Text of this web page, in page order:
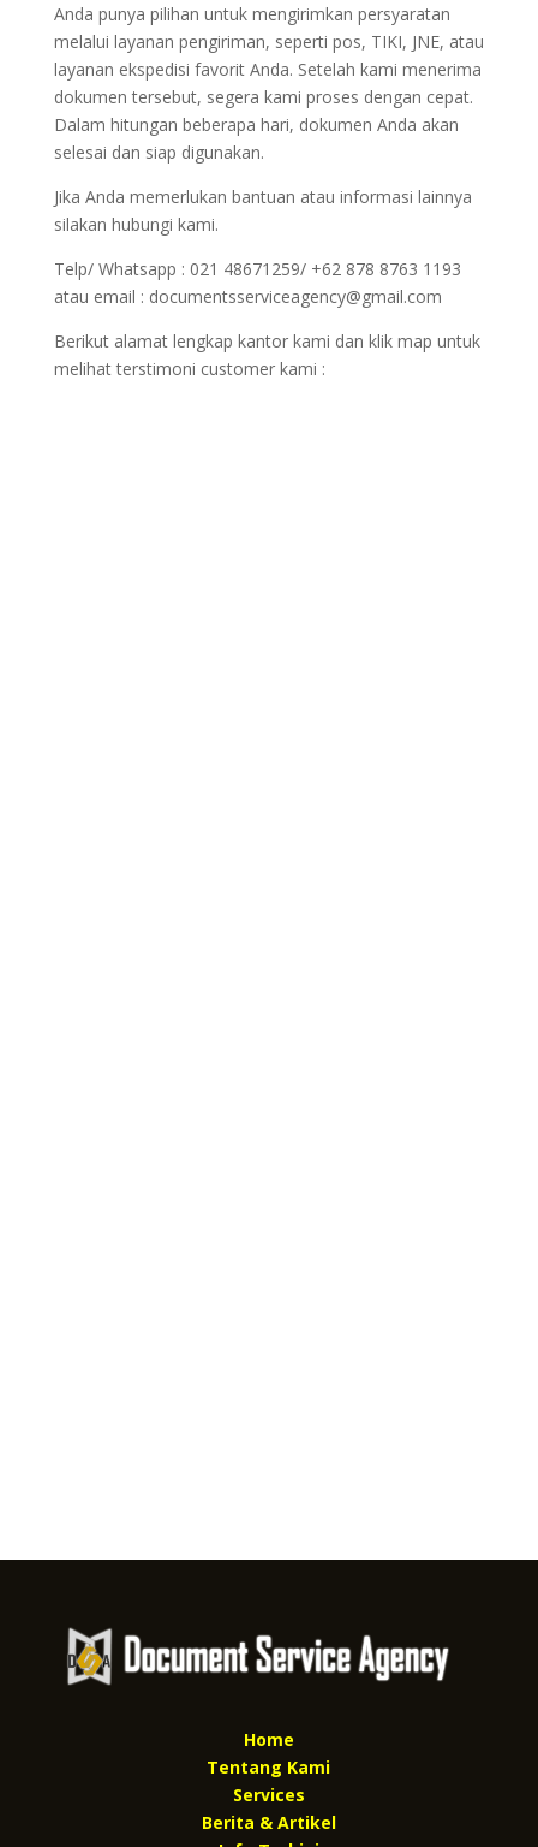
Anda punya pilihan untuk mengirimkan persyaratan
melalui layanan pengiriman, seperti pos, TIKI, JNE, atau
layanan ekspedisi favorit Anda. Setelah kami menerima
dokumen tersebut, segera kami proses dengan cepat.
Dalam hitungan beberapa hari, dokumen Anda akan
selesai dan siap digunakan.
Jika Anda memerlukan bantuan atau informasi lainnya
silakan hubungi kami.
Telp/ Whatsapp : 021 48671259/ +62 878 8763 1193
atau email : documentsserviceagency@gmail.com
Berikut alamat lengkap kantor kami dan klik map untuk
melihat terstimoni customer kami :
Home
Tentang Kami
Services
Berita & Artikel